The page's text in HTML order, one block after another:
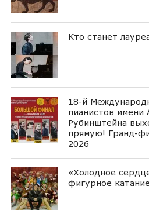
Кто станет
18-й
пианистов имени
Рубинштейна
прямую! Гранд-
2026
«Холодное
фигурное